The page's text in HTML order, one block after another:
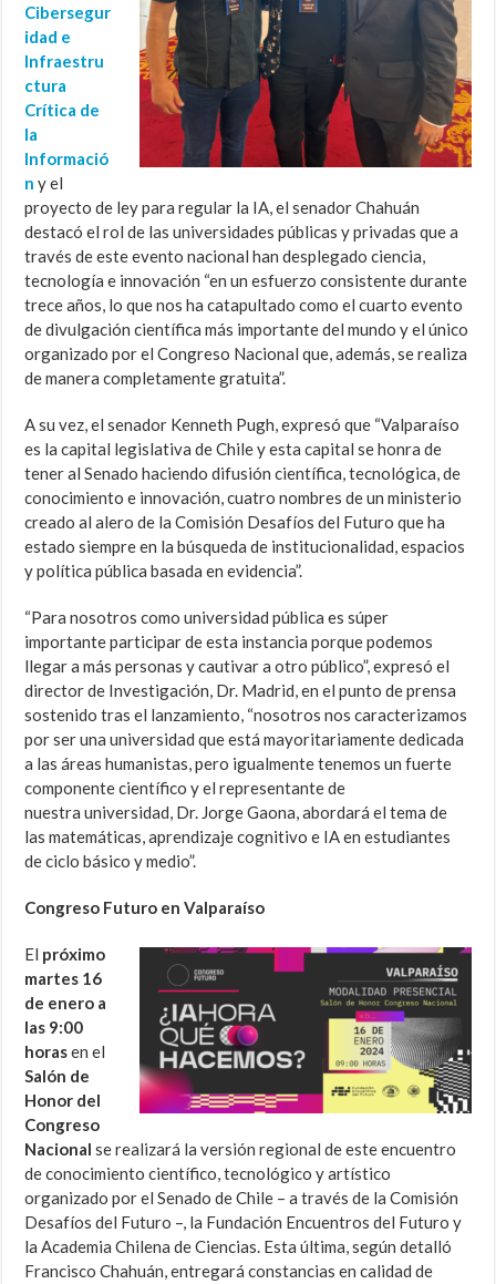
Cibersegur
idad e
Infraestru
ctura
Crítica de
la
Informació
n y el
proyecto de ley para regular la IA, el senador Chahuán
destacó el rol de las universidades públicas y privadas que a
través de este evento nacional han desplegado ciencia,
tecnología e innovación “en un esfuerzo consistente durante
trece años, lo que nos ha catapultado como el cuarto evento
de divulgación científica más importante del mundo y el único
organizado por el Congreso Nacional que, además, se realiza
de manera completamente gratuita”.
A su vez, el senador Kenneth Pugh, expresó que “Valparaíso
es la capital legislativa de Chile y esta capital se honra de
tener al Senado haciendo difusión científica, tecnológica, de
conocimiento e innovación, cuatro nombres de un ministerio
creado al alero de la Comisión Desafíos del Futuro que ha
estado siempre en la búsqueda de institucionalidad, espacios
y política pública basada en evidencia”.
“Para nosotros como universidad pública es súper
importante participar de esta instancia porque podemos
llegar a más personas y cautivar a otro público”, expresó el
director de Investigación, Dr. Madrid, en el punto de prensa
sostenido tras el lanzamiento, “nosotros nos caracterizamos
por ser una universidad que está mayoritariamente dedicada
a las áreas humanistas, pero igualmente tenemos un fuerte
componente científico y el representante de
nuestra universidad, Dr. Jorge Gaona, abordará el tema de
las matemáticas, aprendizaje cognitivo e IA en estudiantes
de ciclo básico y medio”.
Congreso Futuro en Valparaíso
El próximo
martes 16
de enero a
las 9:00
horasen el
Salón de
Honor del
Congreso
Nacional se realizará la versión regional de este encuentro
de conocimiento científico, tecnológico y artístico
organizado por el Senado de Chile – a través de la Comisión
Desafíos del Futuro –, la Fundación Encuentros del Futuro y
la Academia Chilena de Ciencias. Esta última, según detalló
Francisco Chahuán, entregará constancias en calidad de